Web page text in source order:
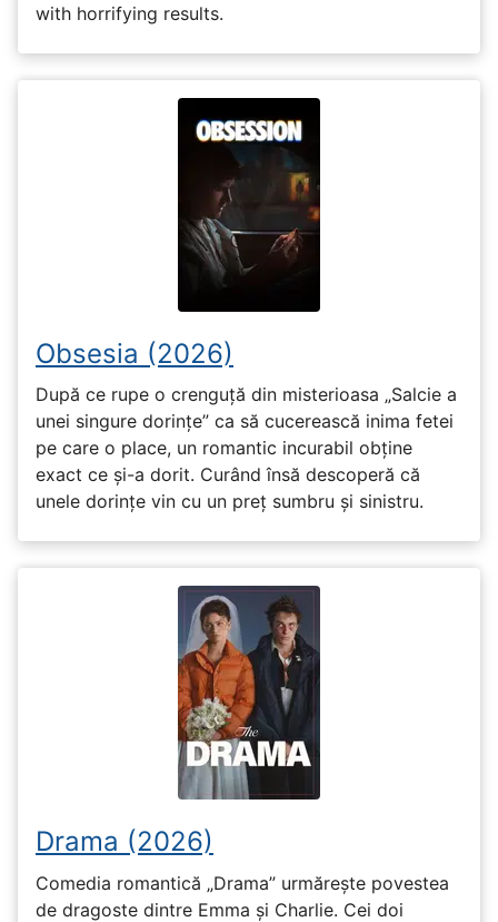
with horrifying results.
Obsesia (2026)
După ce rupe o crenguță din misterioasa „Salcie a
unei singure dorințe” ca să cucerească inima fetei
pe care o place, un romantic incurabil obține
exact ce și-a dorit. Curând însă descoperă că
unele dorințe vin cu un preț sumbru și sinistru.
Drama (2026)
Comedia romantică „Drama” urmărește povestea
de dragoste dintre Emma și Charlie. Cei doi